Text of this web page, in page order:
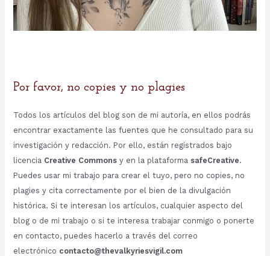
Por favor, no copies y no plagies
Todos los artículos del blog son de mi autoría, en ellos podrás
encontrar exactamente las fuentes que he consultado para su
investigación y redacción. Por ello, están registrados bajo
licencia Creative Commonsy en la plataforma safeCreative.
Puedes usar mi trabajo para crear el tuyo, pero no copies, no
plagies y cita correctamente por el bien de la divulgación
histórica. Si te interesan los artículos, cualquier aspecto del
blog o de mi trabajo o si te interesa trabajar conmigo o ponerte
en contacto, puedes hacerlo a través del correo
electrónico contacto@thevalkyriesvigil.com